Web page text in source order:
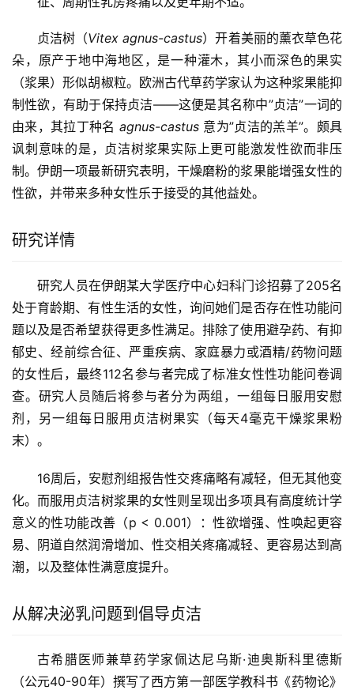
贞洁树（Vitex agnus-castus）开着美丽的薰衣草色花
朵，原产于地中海地区，是一种灌木，其小而深色的果实
（浆果）形似胡椒粒。欧洲古代草药学家认为这种浆果能抑
制性欲，有助于保持贞洁——这便是其名称中”贞洁”一词的
由来，其拉丁种名 agnus-castus 意为”贞洁的羔羊”。颇具
讽刺意味的是，贞洁树浆果实际上更可能激发性欲而非压
制。伊朗一项最新研究表明，干燥磨粉的浆果能增强女性的
性欲，并带来多种女性乐于接受的其他益处。
研究详情
研究人员在伊朗某大学医疗中心妇科门诊招募了205名
处于育龄期、有性生活的女性，询问她们是否存在性功能问
题以及是否希望获得更多性满足。排除了使用避孕药、有抑
郁史、经前综合征、严重疾病、家庭暴力或酒精/药物问题
的女性后，最终112名参与者完成了标准女性性功能问卷调
查。研究人员随后将参与者分为两组，一组每日服用安慰
剂，另一组每日服用贞洁树果实（每天4毫克干燥浆果粉
末）。
16周后，安慰剂组报告性交疼痛略有减轻，但无其他变
化。而服用贞洁树浆果的女性则呈现出多项具有高度统计学
意义的性功能改善（p < 0.001）：性欲增强、性唤起更容
易、阴道自然润滑增加、性交相关疼痛减轻、更容易达到高
潮，以及整体性满意度提升。
从解决泌乳问题到倡导贞洁
古希腊医师兼草药学家佩达尼乌斯·迪奥斯科里德斯
（公元40-90年）撰写了西方第一部医学教科书《药物论》